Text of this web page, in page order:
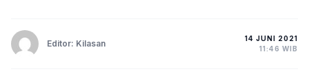
Editor: Kilasan
14 JUNI 2021
11:46 WIB